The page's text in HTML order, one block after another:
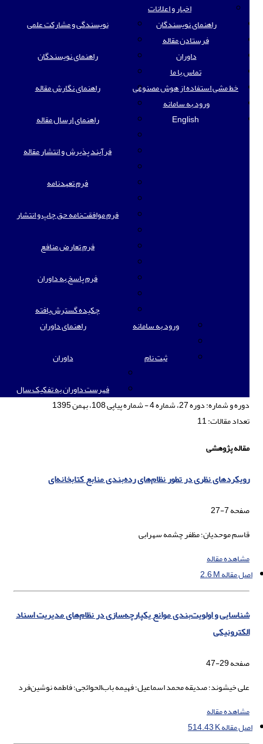
اخبار و اعلانات
راهنمای نویسندگان
نویسندگی و مشارکت علمی
راهنمای نویسندگان
راهنمای نگارش مقاله
راهنمای ارسال مقاله
فرآیند پذیرش و انتشار مقاله
فرم تعهدنامه
فرم موافقت‌نامه حق چاپ و انتشار
فرم تعارض منافع
فرم پاسخ به داوران
چکیده گسترش‌یافته
فرستادن مقاله
داوران
راهنمای داوران
داوران
فهرست داوران به تفکیک سال
تماس با ما
خط مشی استفاده از هوش مصنوعی
ورود به سامانه
ورود به سامانه
ثبت نام
English
دوره و شماره:دوره 27، شماره 4 - شماره پیاپی 108، بهمن 1395
تعداد مقالات:11
مقاله پژوهشی
رویکردهای نظری در تطور نظام‌های رده‌بندی منابع کتابخانه‌ای
صفحه7-27
قاسم موحدیان؛ مظفر چشمه سهرابی
مشاهده مقاله
اصل مقاله2.6 M
شناسایی و اولویت‌بندی موانع یکپارچه‌سازی در نظام‌‏های مدیریت اسناد
الکترونیکی
صفحه29-47
علی خیشوند؛ صدیقه محمد اسماعیل؛ فهیمه باب‌الحوائجی؛ فاطمه نوشین‌فرد
مشاهده مقاله
اصل مقاله514.43 K